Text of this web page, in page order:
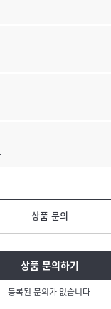
상품 문의
상품 문의하기
등록된 문의가 없습니다.